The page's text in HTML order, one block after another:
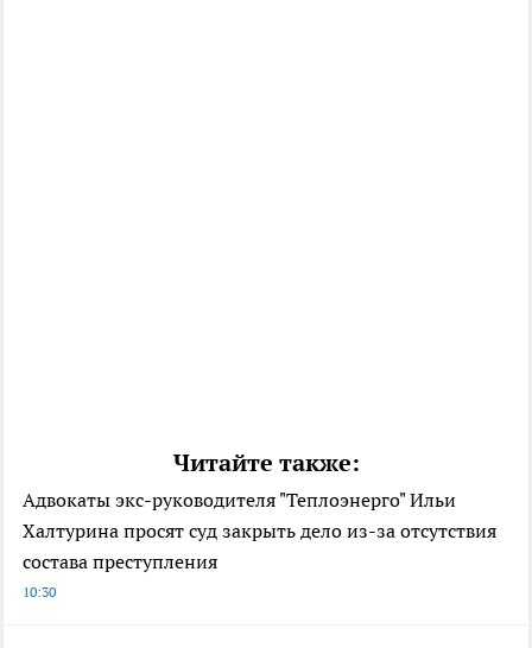
Читайте также:
Адвокаты экс-руководителя "Теплоэнерго" Ильи
Халтурина просят суд закрыть дело из-за отсутствия
состава преступления
10:30